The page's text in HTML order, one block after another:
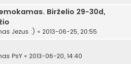
Birželio 29-30d,
Jezus :) « 2013-06-25, 20:55
PsY « 2013-06-20, 14:40